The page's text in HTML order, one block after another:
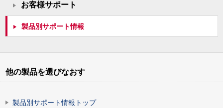
お客様サポート
製品別サポート情報
他の製品を選びなおす
製品別サポート情報トップ